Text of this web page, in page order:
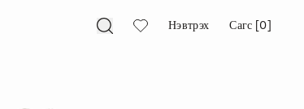
Нэвтрэх Сагс [0]